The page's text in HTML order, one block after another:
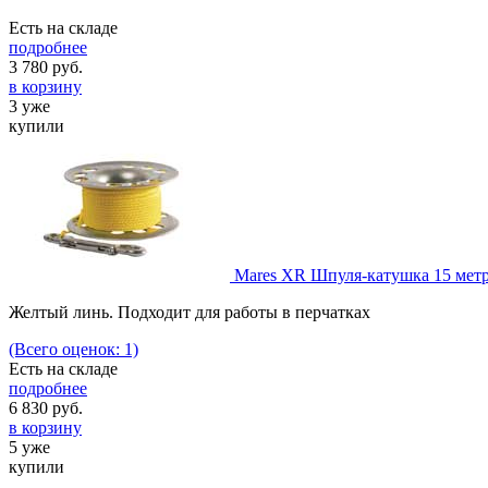
Есть на складе
подробнее
3 780 руб.
в корзину
3 уже
купили
Mares XR Шпуля-катушка 15
Желтый линь. Подходит для работы в перчатках
(Всего оценок: 1)
Есть на складе
подробнее
6 830 руб.
в корзину
5 уже
купили